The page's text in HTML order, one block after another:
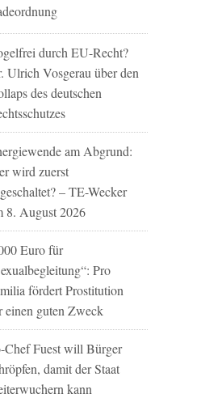
durch EU-Recht?
Ulrich Vosgerau über den
des deutschen
am Abgrund:
wird zuerst
– TE-Wecker
8. August 2026
Euro für
Pro
fördert Prostitution
einen guten Zweck
Chef Fuest will Bürger
damit der Staat
kann